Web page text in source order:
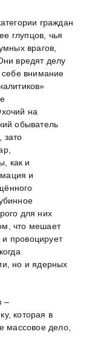
граждан
глупцов, чья
врагов,
вредят делу
себе внимание
на
обыватель
зато
как и
и
для них
что мешает
провоцирует
но и ядерных
–
которая в
массовое дело,